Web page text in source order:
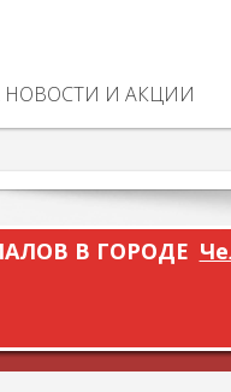
НОВОСТИ И АКЦИИ
В ГОРОДЕ